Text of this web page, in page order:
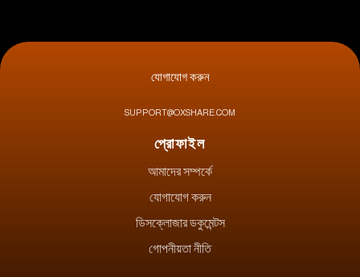
যোগাযোগ করুন
SUPPORT@OXSHARE.COM
প্রোফাইল
আমাদের সম্পর্কে
যোগাযোগ করুন
ডিসক্লোজার ডকুমেন্টস
গোপনীয়তা নীতি